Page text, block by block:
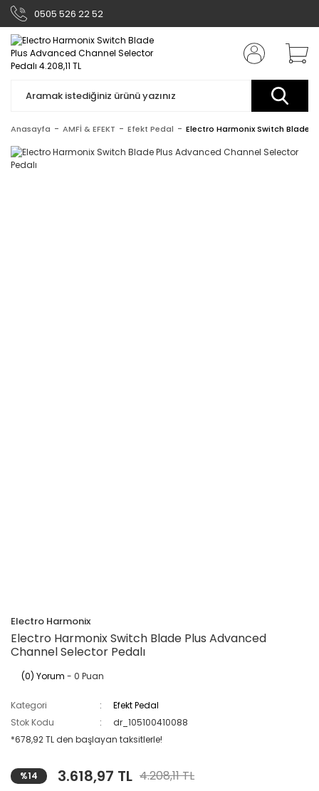
0505 526 22 52
Anasayfa AMFİ & EFEKT Efekt Pedal Electro Harmonix Switch Blade
Electro Harmonix
Electro Harmonix Switch Blade Plus Advanced
Channel Selector Pedalı
(0) Yorum - 0 Puan
Kategori
Efekt Pedal
Stok Kodu
dr_105100410088
*678,92 TL den başlayan taksitlerle!
%14 3.618,97 TL 4.208,11 TL